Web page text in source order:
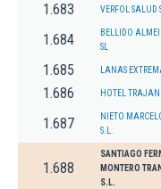
1.683 VERFOL SALUD
1.684
BELLIDO
SL
1.685 LANAS
1.686 HOTEL
1.687
NIETO
S.L.
1.688
SANTIAGO
MONTERO
S.L.